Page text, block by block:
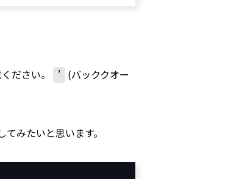
ださい。 ' (バッククオー
みたいと思います。